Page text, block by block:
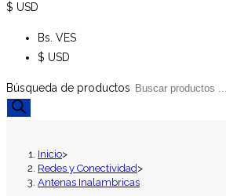
$ USD
Bs. VES
$ USD
Búsqueda de productos
Inicio>
Redes y Conectividad>
Antenas Inalambricas